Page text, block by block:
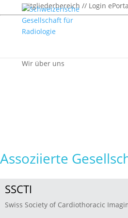
Mitgliederbereich // Login
Wir über uns
Assoziierte
SSCTI
Swiss Society of Cardiothoracic